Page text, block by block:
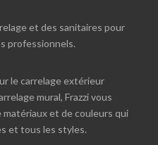
et des sanitaires pour
professionnels.
le carrelage extérieur
mural, Frazzi vous
matériaux et de couleurs qui
et tous les styles.